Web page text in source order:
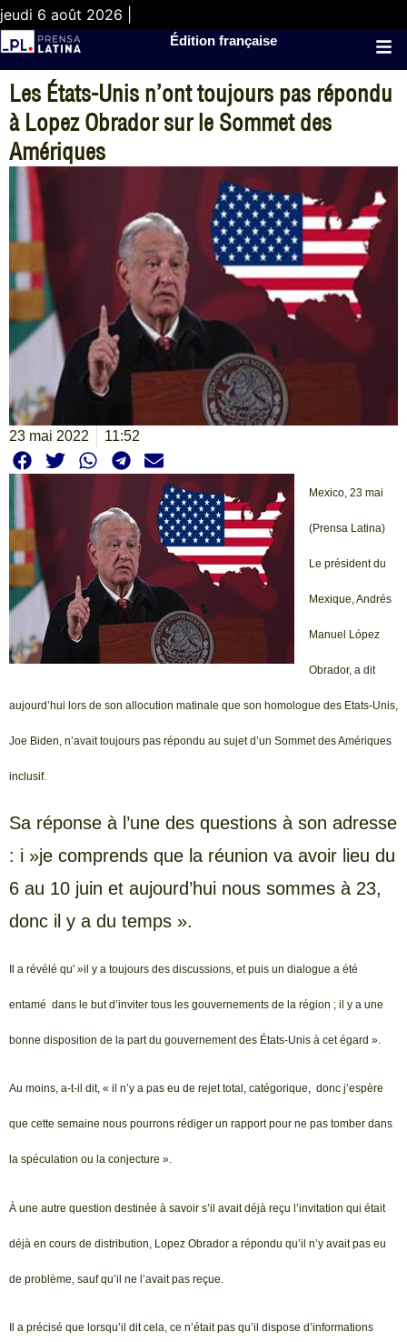
jeudi 6 août 2026 |
Édition française
Les États-Unis n’ont toujours pas répondu
à Lopez Obrador sur le Sommet des
Amériques
23 mai 2022 11:52
Mexico, 23 mai
(Prensa Latina)
Le président du
Mexique, Andrés
Manuel López
Obrador, a dit
aujourd’hui lors de son allocution matinale que son homologue des Etats-Unis,
Joe Biden, n’avait toujours pas répondu au sujet d’un Sommet des Amériques
inclusif.
Sa réponse à l’une des questions à son adresse
: i »je comprends que la réunion va avoir lieu du
6 au 10 juin et aujourd’hui nous sommes à 23,
donc il y a du temps ».
Il a révélé qu' »il y a toujours des discussions, et puis un dialogue a été
entamé dans le but d’inviter tous les gouvernements de la région ; il y a une
bonne disposition de la part du gouvernement des États-Unis à cet égard ».
Au moins, a-t-il dit, « il n’y a pas eu de rejet total, catégorique, donc j’espère
que cette semaine nous pourrons rédiger un rapport pour ne pas tomber dans
la spéculation ou la conjecture ».
À une autre question destinée à savoir s’il avait déjà reçu l’invitation qui était
déjà en cours de distribution, Lopez Obrador a répondu qu’il n’y avait pas eu
de problème, sauf qu’il ne l’avait pas reçue.
Il a précisé que lorsqu’il dit cela, ce n’était pas qu’il dispose d’informations